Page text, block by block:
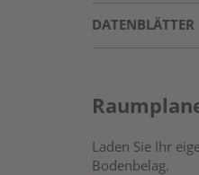
DATENBLÄTTER
Laden Sie Ihr
Bodenbelag.